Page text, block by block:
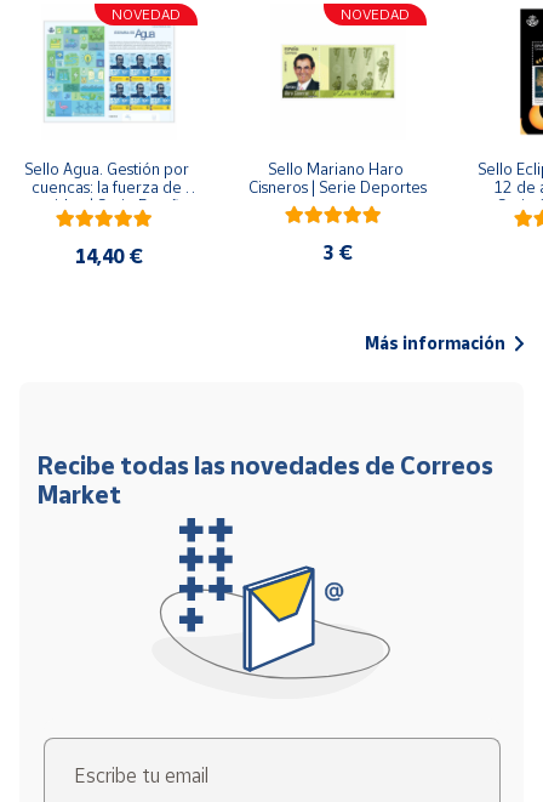
NOVEDAD
Sello Agua. Gestión por
cuencas: la fuerza de
una idea.| Serie España
ES| Pliego Premium
14,40 €
NOVEDAD
Sello Mariano Haro
Cisneros | Serie Deportes
3 €
Sello
12 de
Serie
Más información
Recibe todas las novedades de Correos
Market
Escribe tu email